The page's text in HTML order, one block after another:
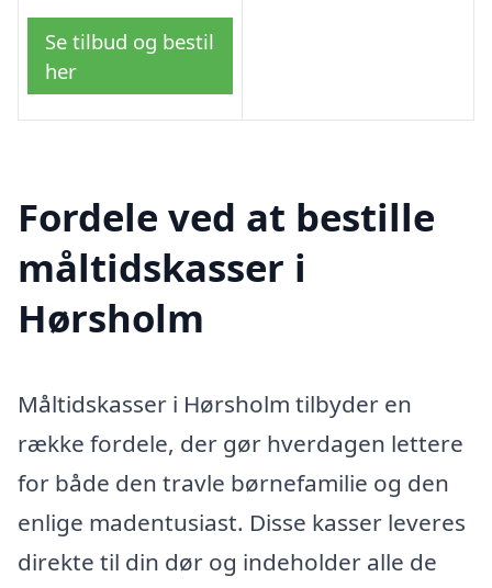
Se tilbud og bestil
her
Fordele ved at bestille
måltidskasser i
Hørsholm
Måltidskasser i Hørsholm tilbyder en
række fordele, der gør hverdagen lettere
for både den travle børnefamilie og den
enlige madentusiast. Disse kasser leveres
direkte til din dør og indeholder alle de